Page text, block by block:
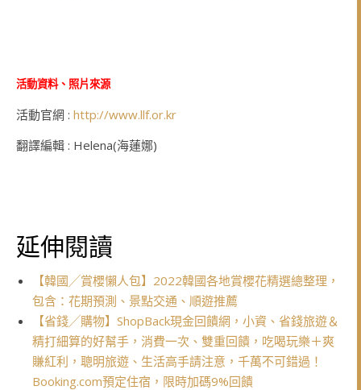
活動資料、照片來源
活動官網 : http://www.llf.or.kr
翻譯編輯 : Helena(海蓮娜)
延伸閱讀
【韓國╱賞櫻懶人包】2022韓國各地賞櫻花精選總整理，
包含：花期預測、景點交通、順遊推薦
【省錢╱購物】ShopBack現金回饋網，小資、省錢旅遊＆
精打細算的好幫手，消費一次、雙重回饋，吃喝玩樂＋爽
賺紅利，聰明旅遊、生活高手請注意，千萬不可錯過！
Booking.com預定住宿，限時加碼9%回饋